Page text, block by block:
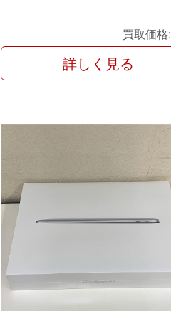
買取価格:
詳しく見る